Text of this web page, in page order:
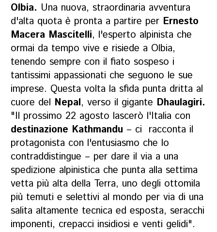
Olbia. Una nuova, straordinaria avventura
d'alta quota è pronta a partire per Ernesto
Macera Mascitelli, l'esperto alpinista che
ormai da tempo vive e risiede a Olbia,
tenendo sempre con il fiato sospeso i
tantissimi appassionati che seguono le sue
imprese. Questa volta la sfida punta dritta al
cuore del Nepal, verso il gigante Dhaulagiri.
"Il prossimo 22 agosto lascerò l'Italia con
destinazione Kathmandu – ci racconta il
protagonista con l'entusiasmo che lo
contraddistingue – per dare il via a una
spedizione alpinistica che punta alla settima
vetta più alta della Terra, uno degli ottomila
più temuti e selettivi al mondo per via di una
salita altamente tecnica ed esposta, seracchi
imponenti, crepacci insidiosi e venti gelidi".